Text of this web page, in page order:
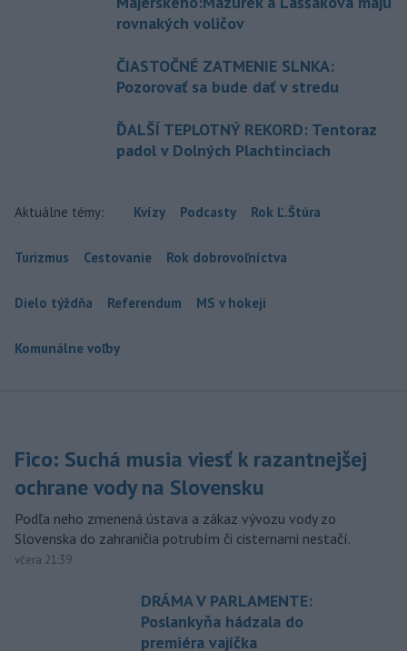
rovnakých voličov
ČIASTOČNÉ ZATMENIE SLNKA:
Pozorovať sa bude dať v stredu
ĎALŠÍ TEPLOTNÝ REKORD: Tentoraz
padol v Dolných Plachtinciach
Aktuálne témy: Kvízy Podcasty Rok Ľ.Štúra
Turizmus Cestovanie Rok dobrovoľníctva
Dielo týždňa Referendum MS v hokeji
Komunálne voľby
Fico: Suchá musia viesť k razantnejšej
ochrane vody na Slovensku
Podľa neho zmenená ústava a zákaz vývozu vody zo
Slovenska do zahraničia potrubím či cisternami nestačí.
včera 21:39
DRÁMA V PARLAMENTE:
Poslankyňa hádzala do
premiéra vajíčka